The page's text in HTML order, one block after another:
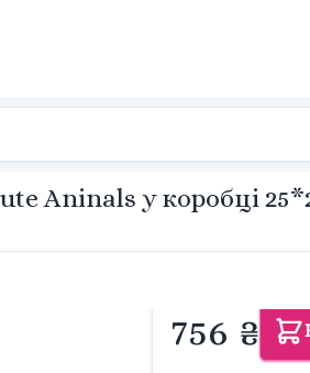
Aninals у коробці
756 ₴